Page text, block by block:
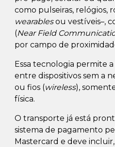
como pulseiras, relógios,
wearablesou vestíveis–,
(Near Field
por campo de
Essa tecnologia permite
entre dispositivos sem a
ou fios (wireless),
física.
O transporte já está
sistema de pagamento
Mastercard e deve